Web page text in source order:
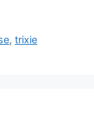
,trixie